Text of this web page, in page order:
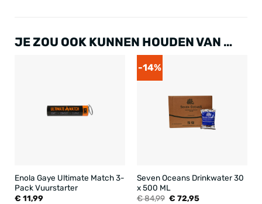
JE ZOU OOK KUNNEN HOUDEN VAN …
Enola Gaye Ultimate Match 3-
Pack Vuurstarter
€ 11,99
-14%
Seven Oceans Drinkwater 30
x 500 ML
€84,99 Oorspronkelijke
€ 72,95Huidige